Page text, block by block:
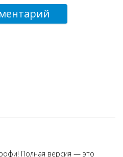
Полная версия — это